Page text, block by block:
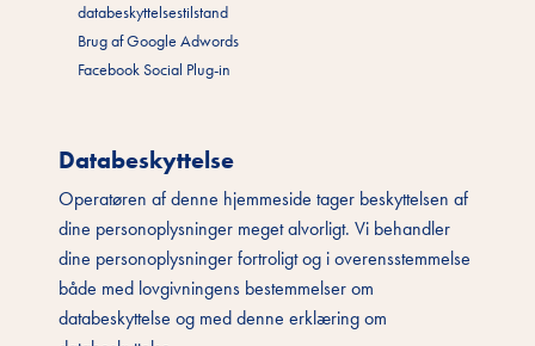
databeskyttelsestilstand
Brug af Google Adwords
Facebook Social Plug-in
Databeskyttelse
Operatøren af denne hjemmeside tager beskyttelsen af
dine personoplysninger meget alvorligt. Vi behandler
dine personoplysninger fortroligt og i overensstemmelse
både med lovgivningens bestemmelser om
databeskyttelse og med denne erklæring om